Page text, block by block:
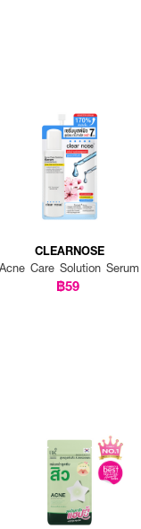
CLEARNOSE
Acne Care Solution Serum
฿59